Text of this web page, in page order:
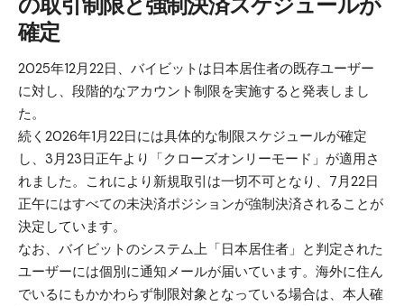
確定
2025年12月22日、バイビットは日本居住者の既存ユーザー
に対し、段階的なアカウント制限を実施すると発表しまし
た。
続く2026年1月22日には具体的な制限スケジュールが確定
し、3月23日正午より「クローズオンリーモード」が適用さ
れました。これにより新規取引は一切不可となり、7月22日
正午にはすべての未決済ポジションが強制決済されることが
決定しています。
なお、バイビットのシステム上「日本居住者」と判定された
ユーザーには個別に通知メールが届いています。海外に住ん
でいるにもかかわらず制限対象となっている場合は、 本人確